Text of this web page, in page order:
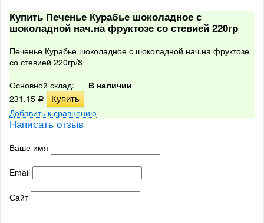
Купить Печенье Курабье шоколадное с
шоколадной нач.на фруктозе со стевией 220гр
Печенье Курабье шоколадное с шоколадной нач.на фруктозе
со стевией 220гр/8
Основной склад:
В наличии
231,15 Р
Добавить к сравнению
Написать отзыв
Ваше имя
Email
Сайт